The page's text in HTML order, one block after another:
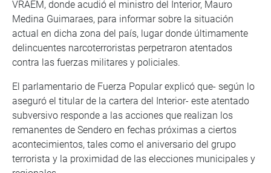
VRAEM, donde acudió el ministro del Interior, Mauro
Medina Guimaraes, para informar sobre la situación
actual en dicha zona del país, lugar donde últimamente
delincuentes narcoterroristas perpetraron atentados
contra las fuerzas militares y policiales.
El parlamentario de Fuerza Popular explicó que- según lo
aseguró el titular de la cartera del Interior- este atentado
subversivo responde a las acciones que realizan los
remanentes de Sendero en fechas próximas a ciertos
acontecimientos, tales como el aniversario del grupo
terrorista y la proximidad de las elecciones municipales y